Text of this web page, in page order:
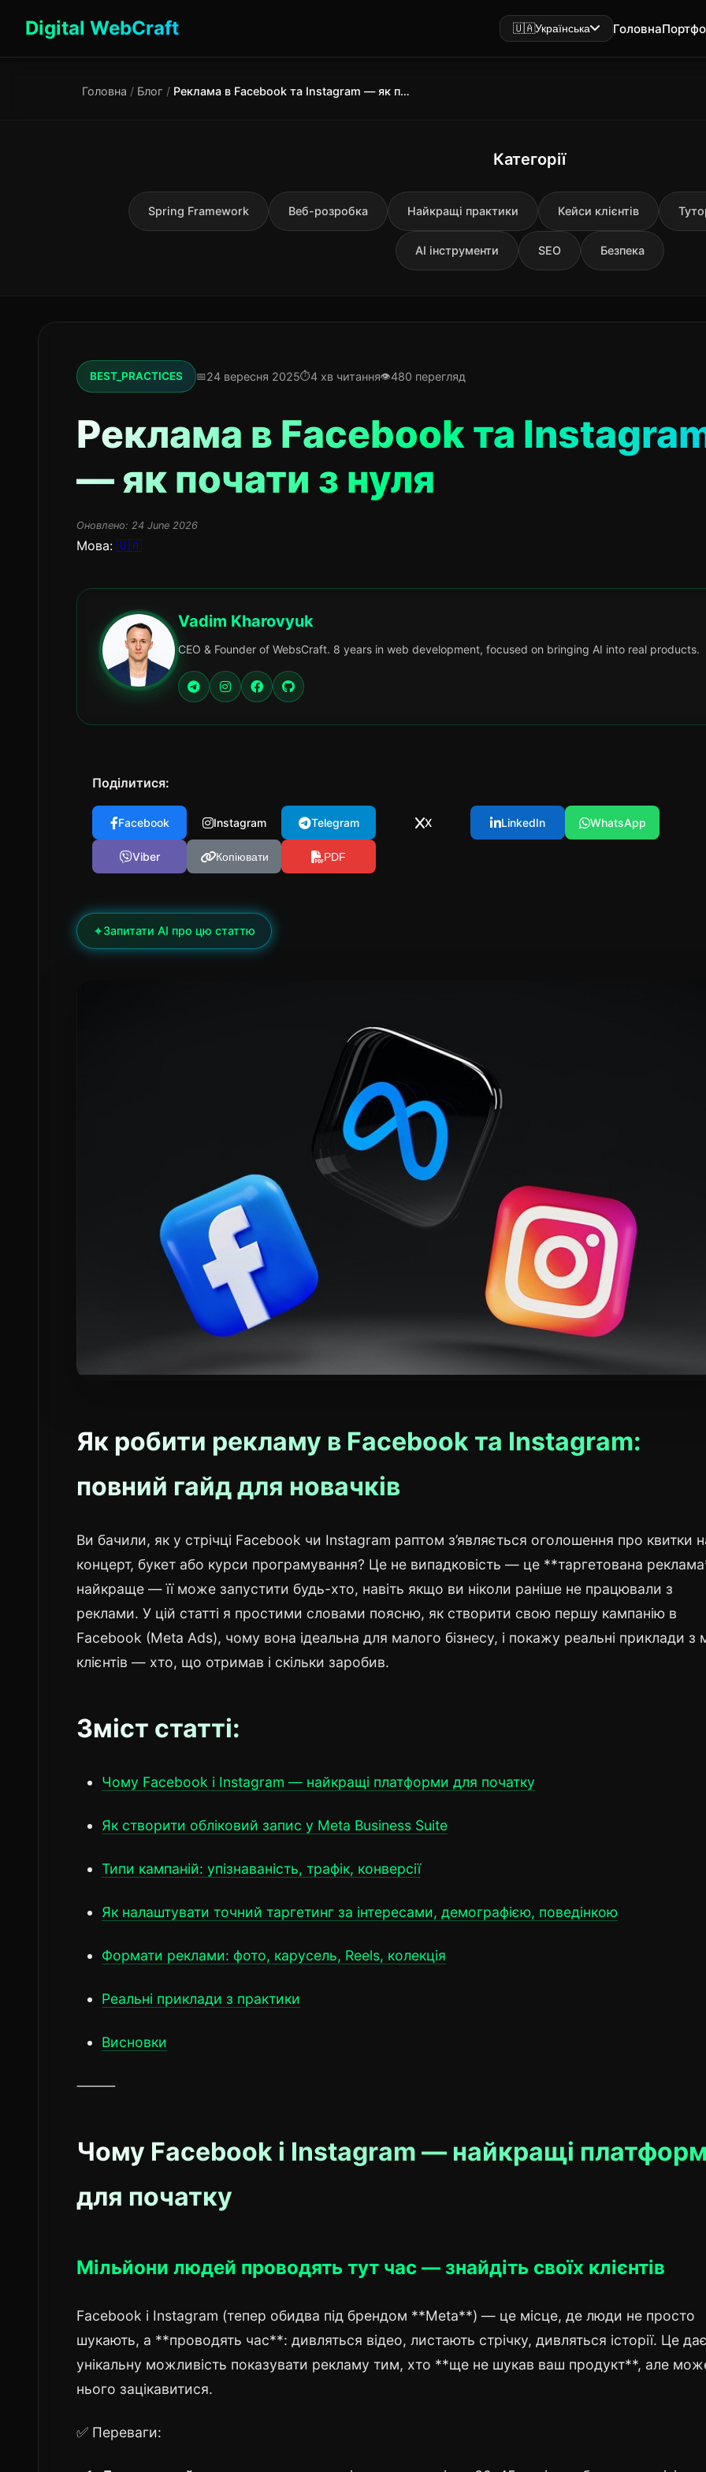
Digital WebCraft 🇺🇦Українська Головна
Головна / Блог / Реклама в Facebook та Instagram — як почати з нуля
Категорії
Spring Framework Веб-розробка Найкращі практики Кейси клієнтів
AI інструменти SEO Безпека
BEST_PRACTICES 24 вересня 2025 4 хв читання 480 перегляд
Реклама в Facebook та
— як почати з нуля
Оновлено: 24 June 2026
Мова: 🇺🇦
Vadim Kharovyuk
CEO & Founder of WebsCraft. 8 years in web development, focused on bringing AI into real products.
Поділитися:
Facebook Instagram Telegram X LinkedIn WhatsApp
Viber Копіювати PDF
✦Запитати AI про цю статтю
Як робити рекламу в Facebook та Instagram:
повний гайд для новачків
Ви бачили, як у стрічці Facebook чи Instagram раптом з’являється оголошення про квитки
концерт, букет або курси програмування? Це не випадковість — це **таргетована
найкраще — її може запустити будь-хто, навіть якщо ви ніколи раніше не працювали з
реклами. У цій статті я простими словами поясню, як створити свою першу кампанію в
Facebook (Meta Ads), чому вона ідеальна для малого бізнесу, і покажу реальні приклади з
клієнтів — хто, що отримав і скільки заробив.
Зміст статті:
Чому Facebook і Instagram — найкращі платформи для початку
Як створити обліковий запис у Meta Business Suite
Типи кампаній: упізнаваність, трафік, конверсії
Як налаштувати точний таргетинг за інтересами, демографією, поведінкою
Формати реклами: фото, карусель, Reels, колекція
Реальні приклади з практики
Висновки
⸻
Чому Facebook і Instagram — найкращі
для початку
Мільйони людей проводять тут час — знайдіть своїх клієнтів
Facebook і Instagram (тепер обидва під брендом **Meta**) — це місце, де люди не просто
шукають, а **проводять час**: дивляться відео, листають стрічку, дивляться історії. Це дає
унікальну можливість показувати рекламу тим, хто **ще не шукав ваш продукт**, але
нього зацікавитися.
✅ Переваги: